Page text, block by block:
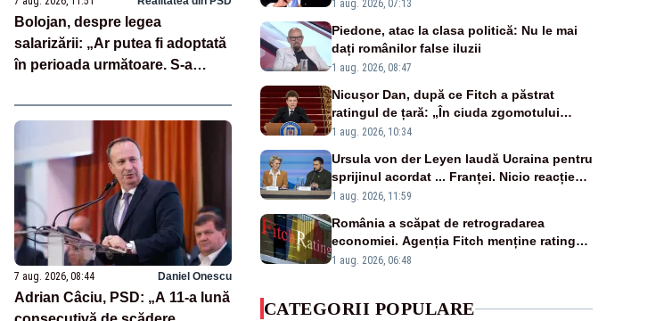
Bolojan, despre legea
salarizării: „Ar putea fi adoptată
în perioada următoare. S-a
unor discursuri iresponsabile în
spaţiul public”
7 aug. 2026, 08:44 Daniel Onescu
Adrian Câciu, PSD: „A 11-a lună
1 aug. 2026, 07:13
Piedone, atac la clasa politică: Nu le mai
dați românilor false iluzii
1 aug. 2026, 08:47
Nicușor Dan, după ce Fitch a păstrat
ratingul de țară: „În ciuda zgomotului
politic, România funcționează”
1 aug. 2026, 10:34
Ursula von der Leyen laudă Ucraina pentru
sprijinul acordat ... Franței. Nicio reacție
privind ajutorul energetic promis României
1 aug. 2026, 11:59
România a scăpat de retrogradarea
economiei. Agenția Fitch menține ratingul
„BBB-” cu perspectivă negativă
1 aug. 2026, 06:48
CATEGORII POPULARE